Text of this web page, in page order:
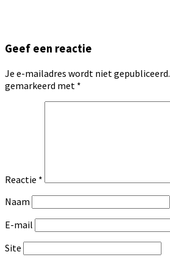
Geef een reactie
Je e-mailadres wordt niet gepubliceerd.
gemarkeerd met *
Reactie *
Naam
E-mail
Site